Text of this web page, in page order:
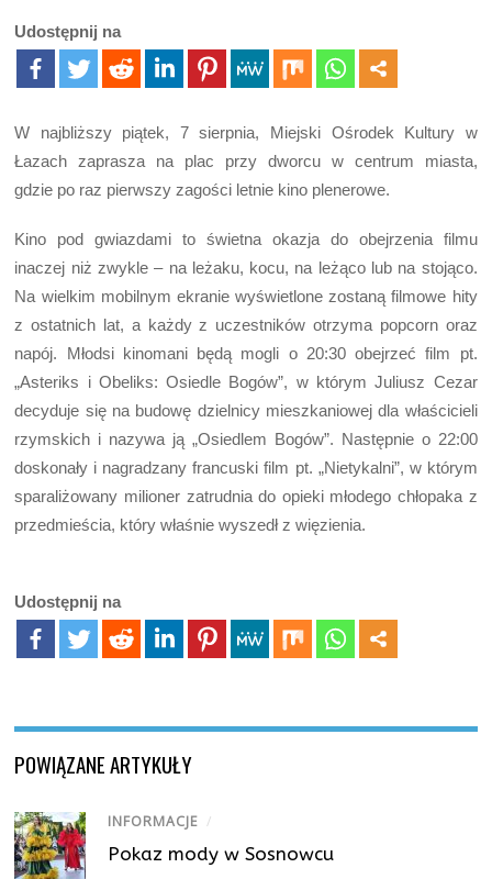
Udostępnij na
W najbliższy piątek, 7 sierpnia, Miejski Ośrodek Kultury w
Łazach zaprasza na plac przy dworcu w centrum miasta,
gdzie po raz pierwszy zagości letnie kino plenerowe.
Kino pod gwiazdami to świetna okazja do obejrzenia filmu
inaczej niż zwykle – na leżaku, kocu, na leżąco lub na stojąco.
Na wielkim mobilnym ekranie wyświetlone zostaną filmowe hity
z ostatnich lat, a każdy z uczestników otrzyma popcorn oraz
napój. Młodsi kinomani będą mogli o 20:30 obejrzeć film pt.
„Asteriks i Obeliks: Osiedle Bogów”, w którym Juliusz Cezar
decyduje się na budowę dzielnicy mieszkaniowej dla właścicieli
rzymskich i nazywa ją „Osiedlem Bogów”. Następnie o 22:00
doskonały i nagradzany francuski film pt. „Nietykalni”, w którym
sparaliżowany milioner zatrudnia do opieki młodego chłopaka z
przedmieścia, który właśnie wyszedł z więzienia.
Udostępnij na
POWIĄZANE ARTYKUŁY
INFORMACJE /
Pokaz mody w Sosnowcu